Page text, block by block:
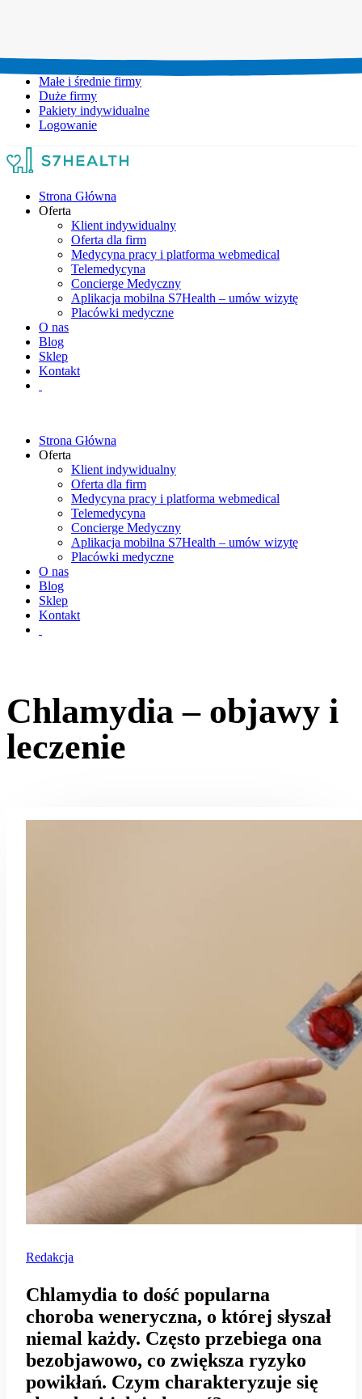
Małe i średnie firmy
Duże firmy
Pakiety indywidualne
Logowanie
Strona Główna
Oferta
Klient indywidualny
Oferta dla firm
Medycyna pracy i platforma webmedical
Telemedycyna
Concierge Medyczny
Aplikacja mobilna S7Health – umów wizytę
Placówki medyczne
O nas
Blog
Sklep
Kontakt
Strona Główna
Oferta
Klient indywidualny
Oferta dla firm
Medycyna pracy i platforma webmedical
Telemedycyna
Concierge Medyczny
Aplikacja mobilna S7Health – umów wizytę
Placówki medyczne
O nas
Blog
Sklep
Kontakt
Chlamydia – objawy i
leczenie
Redakcja
Chlamydia to dość popularna
choroba weneryczna, o której słyszał
niemal każdy. Często przebiega ona
bezobjawowo, co zwiększa ryzyko
powikłań. Czym charakteryzuje się